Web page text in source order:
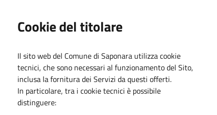
Cookie del titolare
Il sito web del Comune di Saponara utilizza cookie
tecnici, che sono necessari al funzionamento del Sito,
inclusa la fornitura dei Servizi da questi offerti.
In particolare, tra i cookie tecnici è possibile
distinguere: